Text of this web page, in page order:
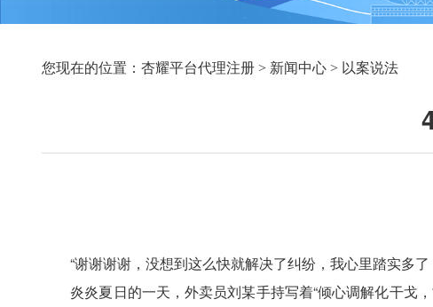
您现在的位置： 杏耀平台代理注册 > 新闻中心 > 以案说法
“谢谢谢谢，没想到这么快就解决了纠纷，我心里踏实多了
炎炎夏日的一天，外卖员刘某手持写着“倾心调解化干戈